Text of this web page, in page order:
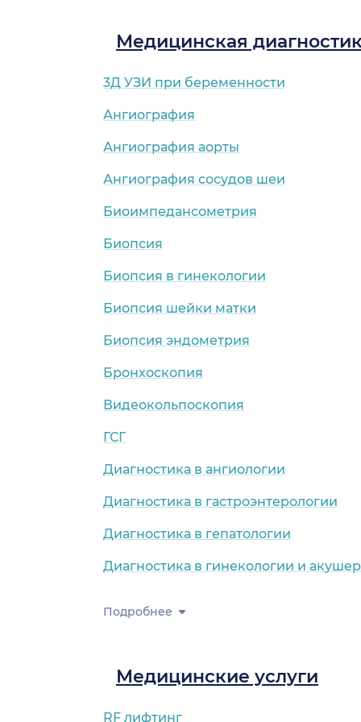
Медицинская
3Д УЗИ при беременности
Ангиография
Ангиография аорты
Ангиография сосудов шеи
Биоимпедансометрия
Биопсия
Биопсия в гинекологии
Биопсия шейки матки
Биопсия эндометрия
Бронхоскопия
Видеокольпоскопия
ГСГ
Диагностика в ангиологии
Диагностика в гастроэнтерологии
Диагностика в гепатологии
Диагностика в гинекологии и
Подробнее
Медицинские услуги
RF лифтинг